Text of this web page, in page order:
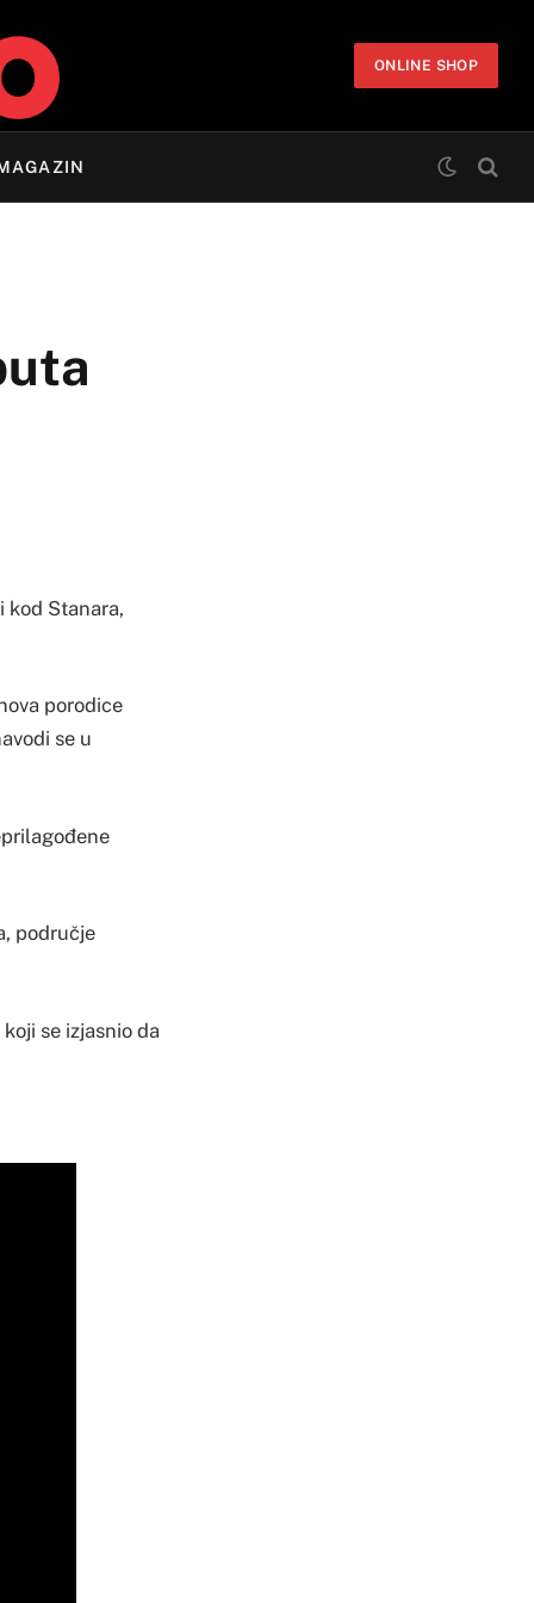
ONLINE SHOP
kod Stanara,
porodice
se u
područje
se izjasnio da